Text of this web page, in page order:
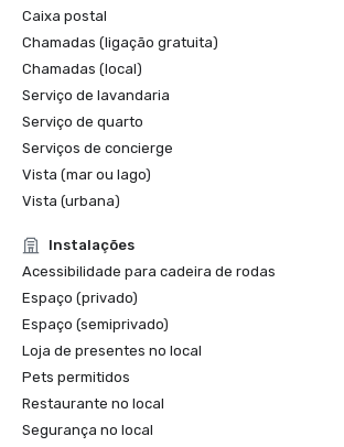
Caixa postal
Chamadas (ligação gratuita)
Chamadas (local)
Serviço de lavandaria
Serviço de quarto
Serviços de concierge
Vista (mar ou lago)
Vista (urbana)
Instalações
Acessibilidade para cadeira de rodas
Espaço (privado)
Espaço (semiprivado)
Loja de presentes no local
Pets permitidos
Restaurante no local
Segurança no local